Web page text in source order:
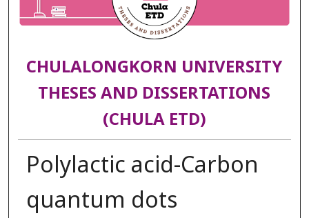
CHULALONGKORN UNIVERSITY
THESES AND DISSERTATIONS
(CHULA ETD)
Polylactic acid-Carbon
quantum dots